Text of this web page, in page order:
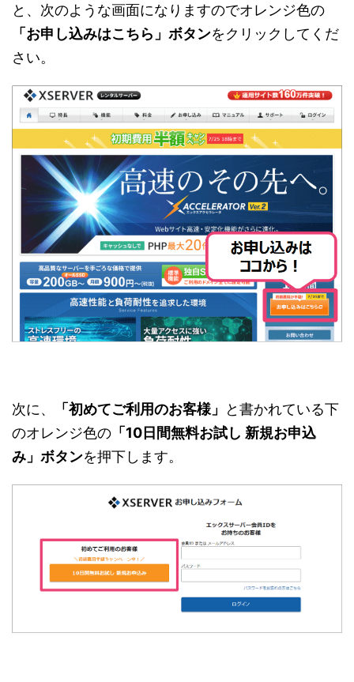
と、 次のような画面になりますのでオレンジ色の
「お申し込みはこちら」ボタンをクリックしてくだ
さい。
次に、 「初めてご利用のお客様」
と書かれている下
のオレンジ色の 「10日間無料お試し 新規お申込
み」ボタンを押下します。